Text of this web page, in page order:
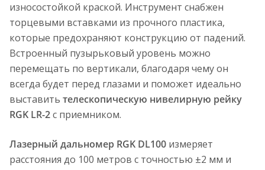
износостойкой краской. Инструмент снабжен
торцевыми вставками из прочного пластика,
которые предохраняют конструкцию от падений.
Встроенный пузырьковый уровень можно
перемещать по вертикали, благодаря чему он
всегда будет перед глазами и поможет идеально
выставить телескопическую нивелирную рейку
RGK LR-2с приемником.
Лазерный дальномер RGK DL100 измеряет
расстояния до 100 метров c точностью ±2 мм и